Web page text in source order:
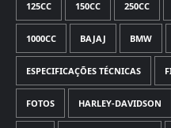
125CC 150CC 250CC
1000CC BAJAJ BMW
ESPECIFICAÇÕES TÉCNICAS
FOTOS HARLEY-DAVIDSON